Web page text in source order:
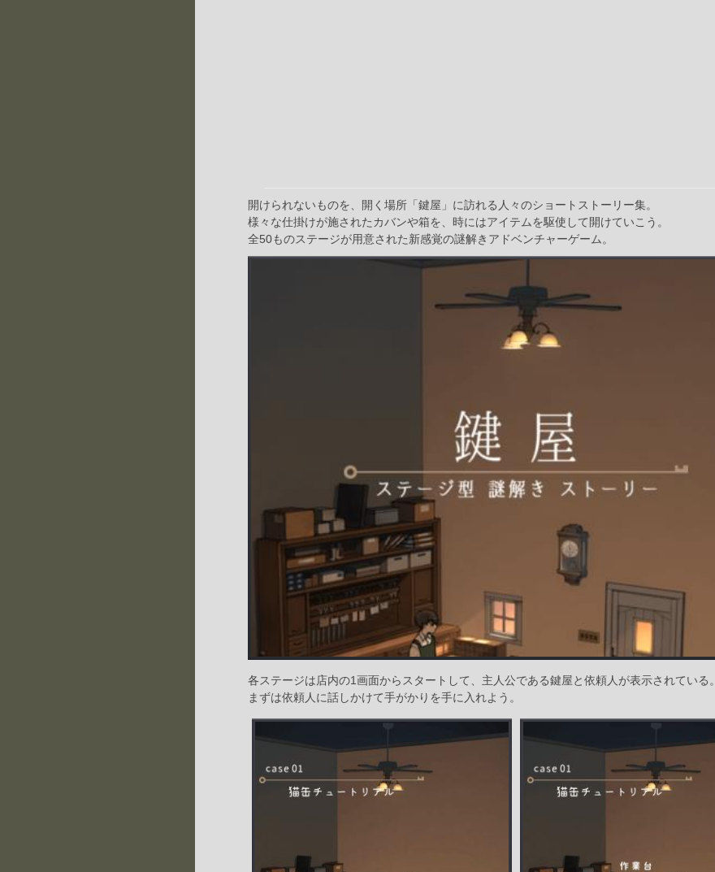
開けられないものを、開く場所「鍵屋」に訪れる人々のショートストーリー集。
様々な仕掛けが施されたカバンや箱を、時にはアイテムを駆使して開けていこう。
全50ものステージが用意された新感覚の謎解きアドベンチャーゲーム。
各ステージは店内の1画面からスタートして、主人公である鍵屋と依頼人が表示されている。
まずは依頼人に話しかけて手がかりを手に入れよう。